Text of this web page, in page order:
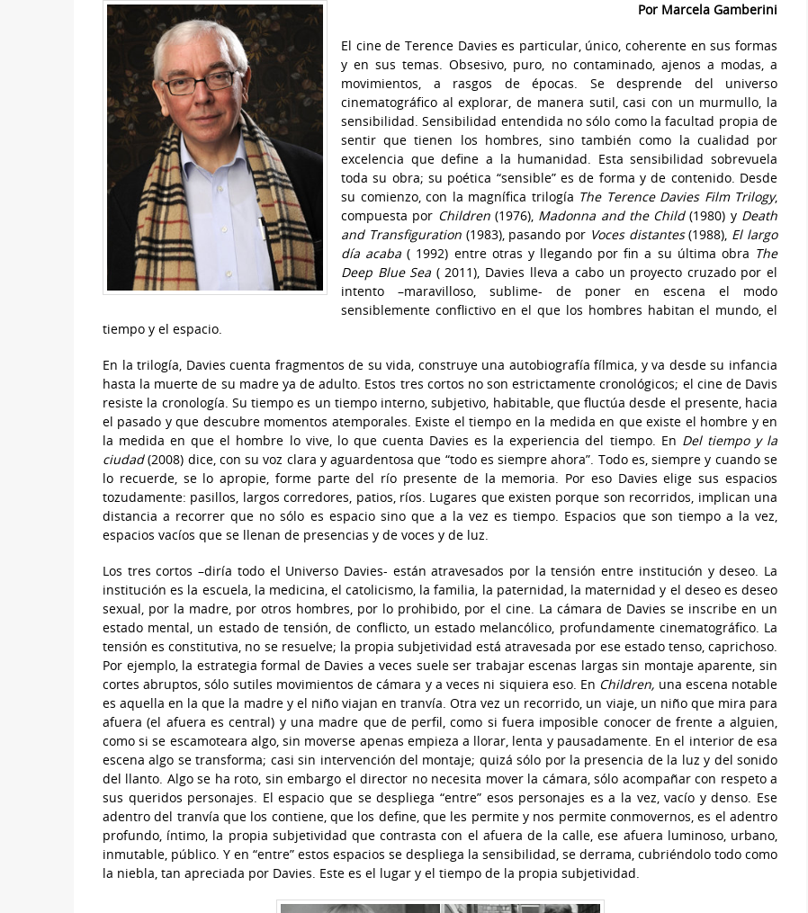
Por Marcela Gamberini
El cine de Terence Davies es particular, único, coherente en sus formas
y en sus temas. Obsesivo, puro, no contaminado, ajenos a modas, a
movimientos, a rasgos de épocas. Se desprende del universo
cinematográfico al explorar, de manera sutil, casi con un murmullo, la
sensibilidad. Sensibilidad entendida no sólo como la facultad propia de
sentir que tienen los hombres, sino también como la cualidad por
excelencia que define a la humanidad. Esta sensibilidad sobrevuela
toda su obra; su poética “sensible” es de forma y de contenido. Desde
su comienzo, con la magnífica trilogía The Terence Davies Film Trilogy,
compuesta por Children(1976), Madonna and the Child(1980) y Death
and Transfiguration(1983), pasando por Voces distantes(1988), El largo
día acaba ( 1992) entre otras y llegando por fin a su última obra The
Deep Blue Sea ( 2011), Davies lleva a cabo un proyecto cruzado por el
intento –maravilloso, sublime- de poner en escena el modo
sensiblemente conflictivo en el que los hombres habitan el mundo, el
tiempo y el espacio.
En la trilogía, Davies cuenta fragmentos de su vida, construye una autobiografía fílmica, y va desde su infancia
hasta la muerte de su madre ya de adulto. Estos tres cortos no son estrictamente cronológicos; el cine de Davis
resiste la cronología. Su tiempo es un tiempo interno, subjetivo, habitable, que fluctúa desde el presente, hacia
el pasado y que descubre momentos atemporales. Existe el tiempo en la medida en que existe el hombre y en
la medida en que el hombre lo vive, lo que cuenta Davies es la experiencia del tiempo. En Del tiempo y la
ciudad(2008) dice, con su voz clara y aguardentosa que “todo es siempre ahora”. Todo es, siempre y cuando se
lo recuerde, se lo apropie, forme parte del río presente de la memoria. Por eso Davies elige sus espacios
tozudamente: pasillos, largos corredores, patios, ríos. Lugares que existen porque son recorridos, implican una
distancia a recorrer que no sólo es espacio sino que a la vez es tiempo. Espacios que son tiempo a la vez,
espacios vacíos que se llenan de presencias y de voces y de luz.
Los tres cortos –diría todo el Universo Davies- están atravesados por la tensión entre institución y deseo. La
institución es la escuela, la medicina, el catolicismo, la familia, la paternidad, la maternidad y el deseo es deseo
sexual, por la madre, por otros hombres, por lo prohibido, por el cine. La cámara de Davies se inscribe en un
estado mental, un estado de tensión, de conflicto, un estado melancólico, profundamente cinematográfico. La
tensión es constitutiva, no se resuelve; la propia subjetividad está atravesada por ese estado tenso, caprichoso.
Por ejemplo, la estrategia formal de Davies a veces suele ser trabajar escenas largas sin montaje aparente, sin
cortes abruptos, sólo sutiles movimientos de cámara y a veces ni siquiera eso. En Children, una escena notable
es aquella en la que la madre y el niño viajan en tranvía. Otra vez un recorrido, un viaje, un niño que mira para
afuera (el afuera es central) y una madre que de perfil, como si fuera imposible conocer de frente a alguien,
como si se escamoteara algo, sin moverse apenas empieza a llorar, lenta y pausadamente. En el interior de esa
escena algo se transforma; casi sin intervención del montaje; quizá sólo por la presencia de la luz y del sonido
del llanto. Algo se ha roto, sin embargo el director no necesita mover la cámara, sólo acompañar con respeto a
sus queridos personajes. El espacio que se despliega “entre” esos personajes es a la vez, vacío y denso. Ese
adentro del tranvía que los contiene, que los define, que les permite y nos permite conmovernos, es el adentro
profundo, íntimo, la propia subjetividad que contrasta con el afuera de la calle, ese afuera luminoso, urbano,
inmutable, público. Y en “entre” estos espacios se despliega la sensibilidad, se derrama, cubriéndolo todo como
la niebla, tan apreciada por Davies. Este es el lugar y el tiempo de la propia subjetividad.